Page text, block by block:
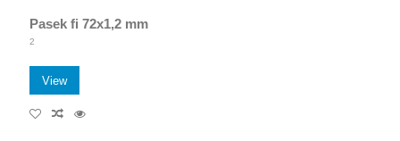
Pasek fi 72x1,2 mm
2
View